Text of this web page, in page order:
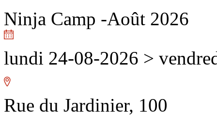
Ninja Camp -Août 2026
lundi 24-08-2026 >
Rue du Jardinier, 100